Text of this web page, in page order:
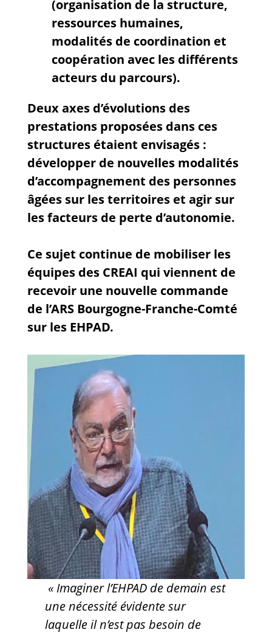
(organisation de la structure,
ressources humaines,
modalités de coordination et
coopération avec les différents
acteurs du parcours).
Deux axes d’évolutions des
prestations proposées dans ces
structures étaient envisagés :
développer de nouvelles modalités
d’accompagnement des personnes
âgées sur les territoires et agir sur
les facteurs de perte d’autonomie.
Ce sujet continue de mobiliser les
équipes des CREAI qui viennent de
recevoir une nouvelle commande
de l’ARS Bourgogne-Franche-Comté
sur les EHPAD.
« Imaginer l’EHPAD de demain est
une nécessité évidente sur
laquelle il n’est pas besoin de